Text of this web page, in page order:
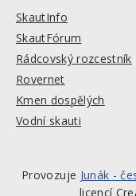
SkautInfo
SkautFórum
Rádcovský rozcestník
Rovernet
Kmen dospělých
Vodní skauti
Provozuje Junák -
licencí